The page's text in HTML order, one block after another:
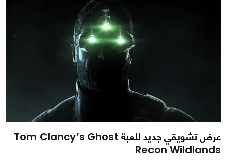
عرض تشويقي جديد للعبة Tom Clancy’s Ghost
Recon Wildlands